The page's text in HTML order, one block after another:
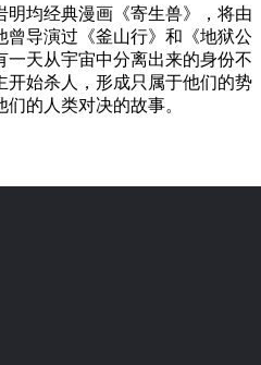
均经典漫画《寄生兽》，将由
曾导演过《釜山行》和《地狱公
天从宇宙中分离出来的身份不
开始杀人，形成只属于他们的势
的人类对决的故事。